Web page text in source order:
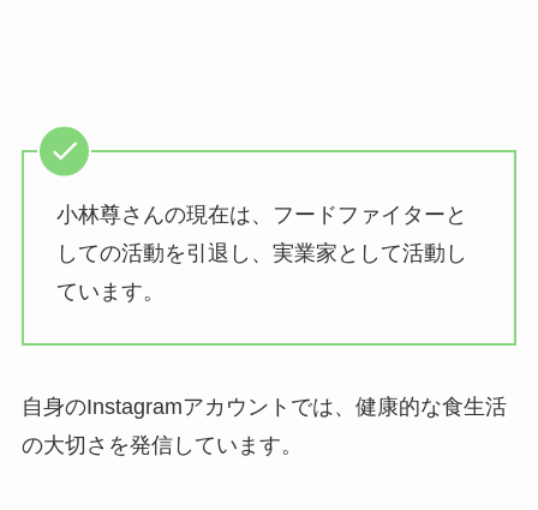
小林尊さんの現在は、フードファイターと
しての活動を引退し、実業家として活動し
ています。
自身のInstagramアカウントでは、健康的な食生活
の大切さを発信しています。